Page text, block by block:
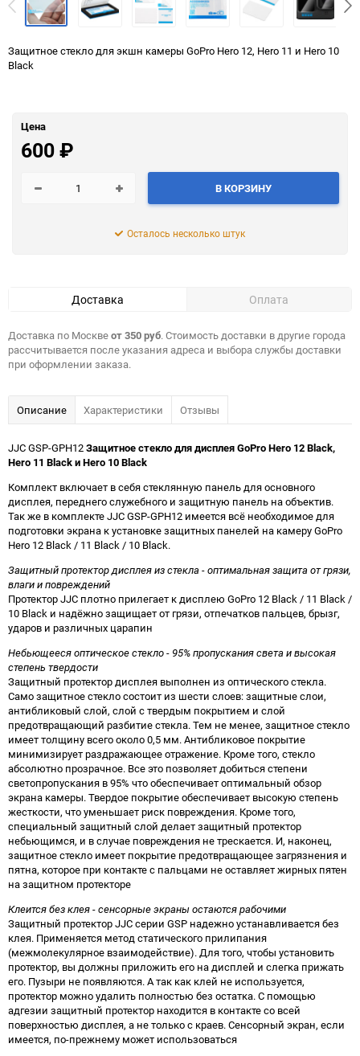
Защитное стекло для экшн камеры GoPro Hero 12, Hero 11 и Hero 10
Black
Цена
600₽
В КОРЗИНУ
Осталось несколько штук
Доставка Оплата
Доставка по Москвеот 350 руб. Стоимость доставки в другие города
рассчитывается после указания адреса и выбора службы доставки
при оформлении заказа.
Описание Характеристики Отзывы
JJC GSP-GPH12Защитное стекло для дисплея GoPro Hero 12 Black,
Hero 11 Black и Hero 10 Black
Комплект включает в себя стеклянную панель для основного
дисплея, переднего служебного и защитную панель на объектив.
Так же в комплекте JJC GSP-GPH12 имеется всё необходимое для
подготовки экрана к установке защитных панелей на камеру GoPro
Hero 12 Black / 11 Black / 10 Black.
Защитный протектор дисплея из стекла - оптимальная защита от грязи,
влаги и повреждений
Протектор JJC плотно прилегает к дисплею GoPro 12 Black / 11 Black /
10 Black и надёжно защищает от грязи, отпечатков пальцев, брызг,
ударов и различных царапин
Небьющееся оптическое стекло - 95% пропускания света и высокая
степень твердости
Защитный протектор дисплея выполнен из оптического стекла.
Само защитное стекло состоит из шести слоев: защитные слои,
антибликовый слой, слой с твердым покрытием и слой
предотвращающий разбитие стекла. Тем не менее, защитное стекло
имеет толщину всего около 0,5 мм. Антибликовое покрытие
минимизирует раздражающее отражение. Кроме того, стекло
абсолютно прозрачное. Все это позволяет добиться степени
светопропускания в 95% что обеспечивает оптимальный обзор
экрана камеры. Твердое покрытие обеспечивает высокую степень
жесткости, что уменьшает риск повреждения. Кроме того,
специальный защитный слой делает защитный протектор
небьющимся, и в случае повреждения не трескается. И, наконец,
защитное стекло имеет покрытие предотвращающее загрязнения и
пятна, которое при контакте с пальцами не оставляет жирных пятен
на защитном протекторе
Клеится без клея - сенсорные экраны остаются рабочими
Защитный протектор JJC серии GSP надежно устанавливается без
клея. Применяется метод статического прилипания
(межмолекулярное взаимодействие). Для того, чтобы установить
протектор, вы должны приложить его на дисплей и слегка прижать
его. Пузыри не появляются. А так как клей не используется,
протектор можно удалить полностью без остатка. С помощью
адгезии защитный протектор находится в контакте со всей
поверхностью дисплея, а не только с краев. Сенсорный экран, если
имеется, по-прежнему может использоваться